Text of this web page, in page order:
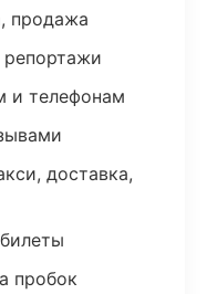
продажа
и телефонам
доставка,
пробок